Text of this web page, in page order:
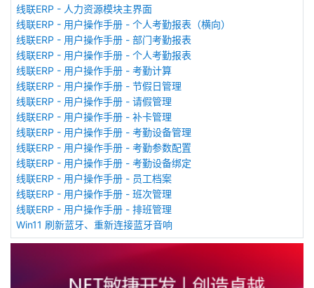
线联ERP - 人力资源模块主界面
线联ERP - 用户操作手册 - 个人考勤报表（横向）
线联ERP - 用户操作手册 - 部门考勤报表
线联ERP - 用户操作手册 - 个人考勤报表
线联ERP - 用户操作手册 - 考勤计算
线联ERP - 用户操作手册 - 节假日管理
线联ERP - 用户操作手册 - 请假管理
线联ERP - 用户操作手册 - 补卡管理
线联ERP - 用户操作手册 - 考勤设备管理
线联ERP - 用户操作手册 - 考勤参数配置
线联ERP - 用户操作手册 - 考勤设备绑定
线联ERP - 用户操作手册 - 员工档案
线联ERP - 用户操作手册 - 班次管理
线联ERP - 用户操作手册 - 排班管理
Win11 刷新蓝牙、重新连接蓝牙音响